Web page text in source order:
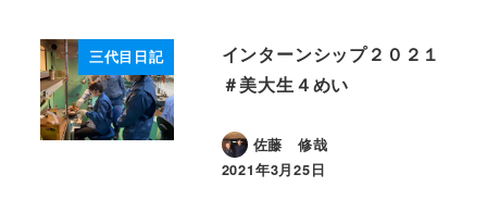
三代目日記
インターンシップ２０２１
＃美大生４めい
佐藤 修哉
投稿日
2021年3月25日